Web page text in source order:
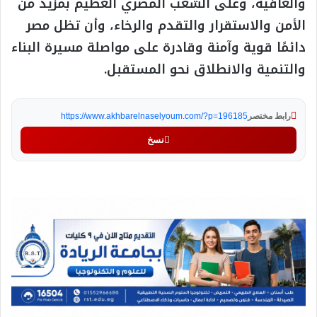
الأمن والاستقرار والتقدم والرخاء، وأن تظل مصر
دائمًا قوية وآمنة وقادرة على مواصلة مسيرة البناء
والتنمية والانطلاق نحو المستقبل.
رابط مختصر https://www.akhbarelnaselyoum.com/?p=196185
نسخ